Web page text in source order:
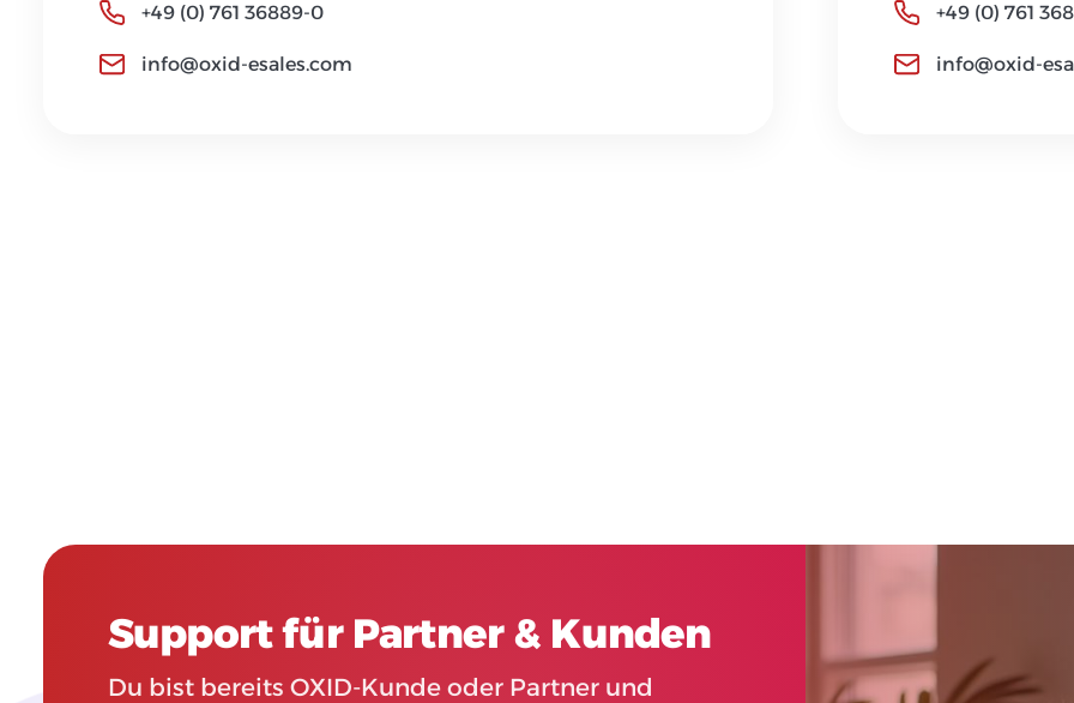
+49 (0) 761 36889-0
info@oxid-esales.com
+49 (0) 761
info@oxid-
Support für Partner & Kunden
Du bist bereits OXID-Kunde oder Partner und